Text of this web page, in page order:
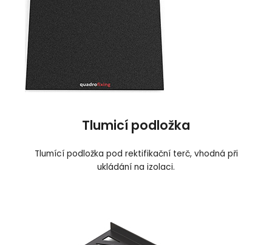
Tlumicí podložka
Tlumící podložka pod rektifikační terč, vhodná při
ukládání na izolaci.